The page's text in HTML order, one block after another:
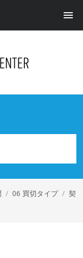
/ 06 買切タイプ / 契